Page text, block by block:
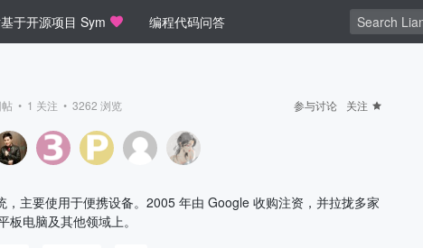
于开源项目 Sym 编程代码问答
• 1 关注 • 3262 浏览 参与讨论 关注
主要使用于便携设备。2005 年由 Google 收购注资，并拉拢多家
电脑及其他领域上。